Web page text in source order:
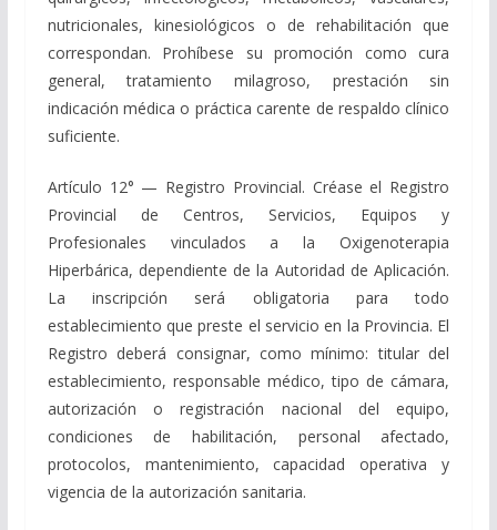
nutricionales, kinesiológicos o de rehabilitación que
correspondan. Prohíbese su promoción como cura
general, tratamiento milagroso, prestación sin
indicación médica o práctica carente de respaldo clínico
suficiente.
Artículo 12° — Registro Provincial. Créase el Registro
Provincial de Centros, Servicios, Equipos y
Profesionales vinculados a la Oxigenoterapia
Hiperbárica, dependiente de la Autoridad de Aplicación.
La inscripción será obligatoria para todo
establecimiento que preste el servicio en la Provincia. El
Registro deberá consignar, como mínimo: titular del
establecimiento, responsable médico, tipo de cámara,
autorización o registración nacional del equipo,
condiciones de habilitación, personal afectado,
protocolos, mantenimiento, capacidad operativa y
vigencia de la autorización sanitaria.